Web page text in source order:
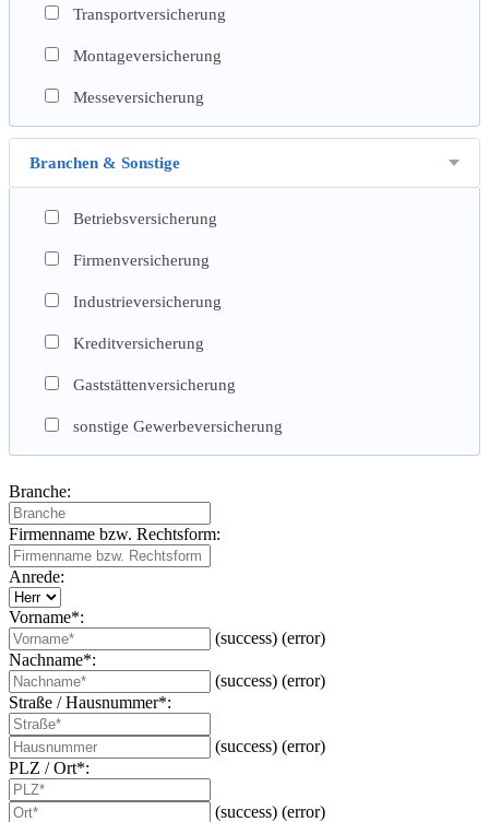
Transportversicherung
Montageversicherung
Messeversicherung
Branchen & Sonstige
Betriebsversicherung
Firmenversicherung
Industrieversicherung
Kreditversicherung
Gaststättenversicherung
sonstige Gewerbeversicherung
Branche:
Firmenname bzw. Rechtsform:
Anrede:
Vorname*:
(success) (error)
Nachname*:
(success) (error)
Straße / Hausnummer*:
(success) (error)
PLZ / Ort*:
(success) (error)